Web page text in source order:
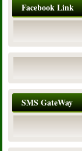
Facebook Link
SMS GateWay